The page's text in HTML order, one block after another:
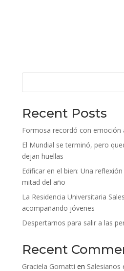
Recent Posts
Formosa recordó con emoción
El Mundial se terminó, pero
dejan huellas
Edificar en el bien: Una
mitad del año
La Residencia Universitaria
acompañando jóvenes
Despertarnos para salir a las
Recent
Graciela Gornatti en Salesianos